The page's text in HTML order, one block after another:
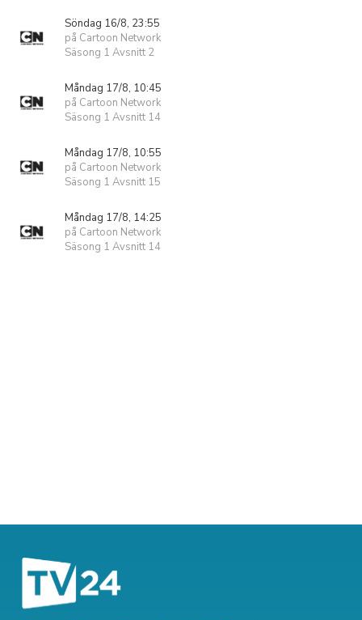
Söndag 16/8, 23:55
på Cartoon Network
Säsong 1 Avsnitt 2
Måndag 17/8, 10:45
på Cartoon Network
Säsong 1 Avsnitt 14
Måndag 17/8, 10:55
på Cartoon Network
Säsong 1 Avsnitt 15
Måndag 17/8, 14:25
på Cartoon Network
Säsong 1 Avsnitt 14